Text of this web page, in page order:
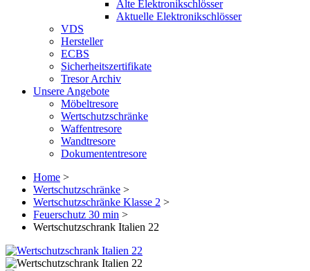
Alte Elektronikschlösser
Aktuelle Elektronikschlösser
VDS
Hersteller
ECBS
Sicherheitszertifikate
Tresor Archiv
Unsere Angebote
Möbeltresore
Wertschutzschränke
Waffentresore
Wandtresore
Dokumententresore
Home >
Wertschutzschränke >
Wertschutzschränke Klasse 2 >
Feuerschutz 30 min >
Wertschutzschrank Italien 22